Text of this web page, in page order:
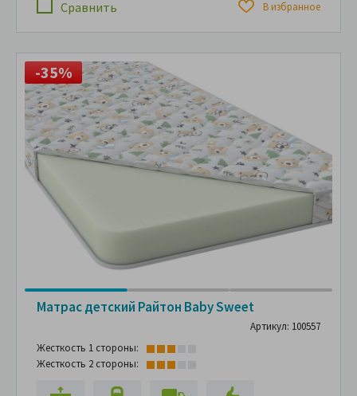
Сравнить В избранное
-35%
Матрас детский Райтон Baby Sweet
Артикул: 100557
Жесткость 1 стороны:
Жесткость 2 стороны: